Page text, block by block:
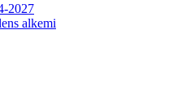
2027
alkemi